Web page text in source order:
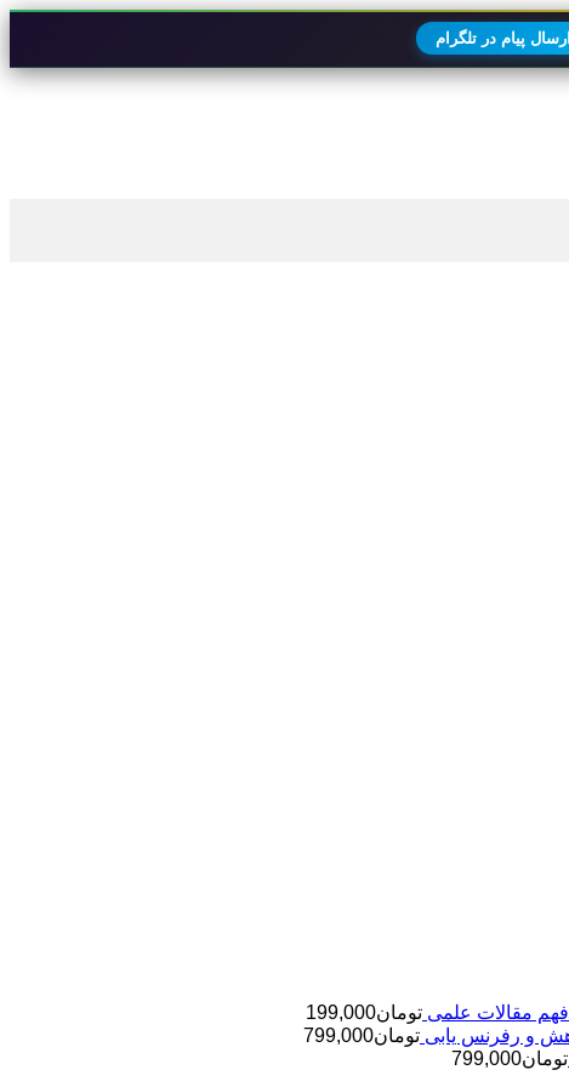
ارسال پیام در تلگرام
تومان199,000
تومان799,000
تومان799,000